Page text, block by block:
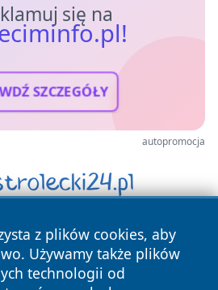
się na
SZCZEGÓŁY
autopromocja
z plików cookies, aby
Używamy także plików
technologii od